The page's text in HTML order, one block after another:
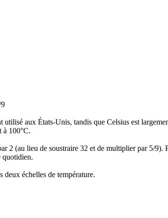
aux États-Unis, tandis que Celsius est
à 100°C.
2 (au lieu de soustraire 32 et de multiplier par 5/
quotidien.
deux échelles de température.